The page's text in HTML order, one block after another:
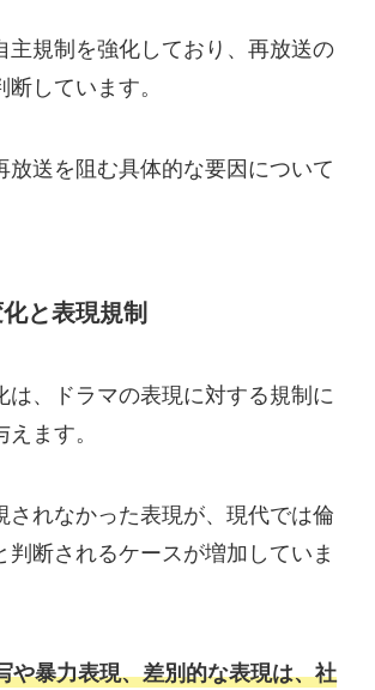
主規制を強化しており、再放送の
しています。
放送を阻む具体的な要因について
と表現規制
は、ドラマの表現に対する規制に
ます。
されなかった表現が、現代では倫
判断されるケースが増加していま
や暴力表現、差別的な表現は、社